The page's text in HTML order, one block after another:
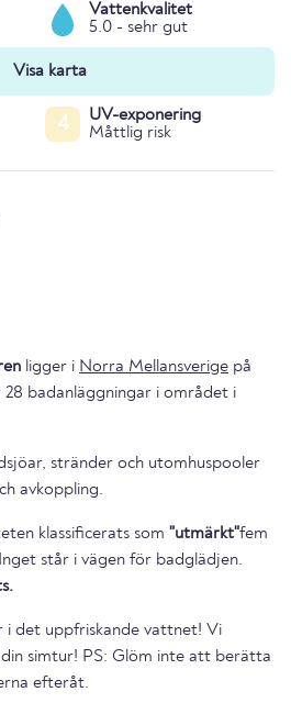
Vattenkvalitet
5.0 - sehr gut
Visa karta
4
UV-exponering
Måttlig risk
ligger i Norra Mellansverige på
28 badanläggningar i området i
stränder och utomhuspooler
avkoppling.
klassificerats som "utmärkt"fem
Inget står i vägen för badglädjen.
i det uppfriskande vattnet! Vi
simtur! PS: Glöm inte att berätta
efteråt.